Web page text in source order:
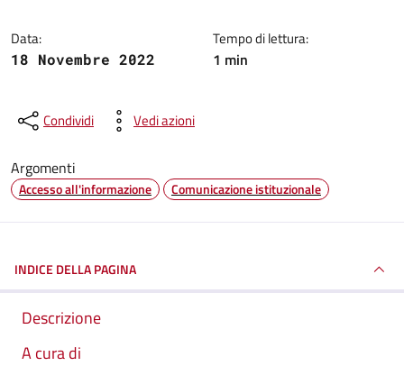
Data:
18 Novembre 2022
Tempo di lettura:
1 min
Condividi Vedi azioni
Argomenti
Accesso all'informazione Comunicazione istituzionale
INDICE DELLA PAGINA
Descrizione
A cura di